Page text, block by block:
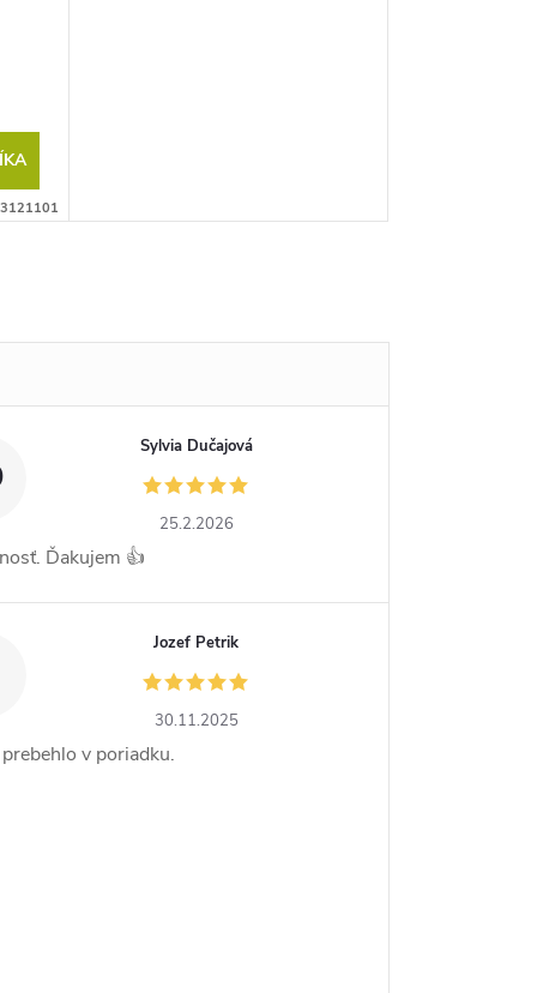
Sylvia Dučajová
25.2.2026
Ďakujem 👍
Jozef Petrik
30.11.2025
v poriadku.